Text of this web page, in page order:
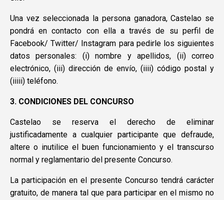
Una vez seleccionada la persona ganadora, Castelao se
pondrá en contacto con ella a través de su perfil de
Facebook/ Twitter/ Instagram para pedirle los siguientes
datos personales: (i) nombre y apellidos, (ii) correo
electrónico, (iii) dirección de envío, (iiii) código postal y
(iiiii) teléfono.
3. CONDICIONES DEL CONCURSO
Castelao se reserva el derecho de eliminar
justificadamente a cualquier participante que defraude,
altere o inutilice el buen funcionamiento y el transcurso
normal y reglamentario del presente Concurso.
La participación en el presente Concurso tendrá carácter
gratuito, de manera tal que para participar en el mismo no